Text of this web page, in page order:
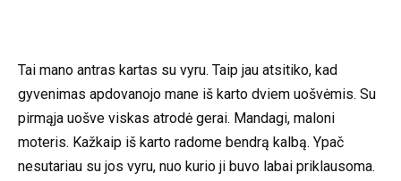
Tai mano antras kartas su vyru. Taip jau atsitiko, kad
gyvenimas apdovanojo mane iš karto dviem uošvėmis. Su
pirmąja uošve viskas atrodė gerai. Mandagi, maloni
moteris. Kažkaip iš karto radome bendrą kalbą. Ypač
nesutariau su jos vyru, nuo kurio ji buvo labai priklausoma.